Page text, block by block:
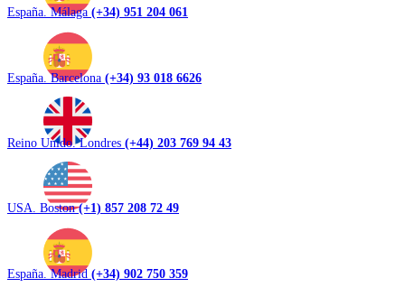
España. Málaga (+34) 951 204 061
España. Barcelona (+34) 93 018 6626
Reino Unido. Londres (+44) 203 769 94 43
USA. Boston(+1) 857 208 72 49
España. Madrid (+34) 902 750 359